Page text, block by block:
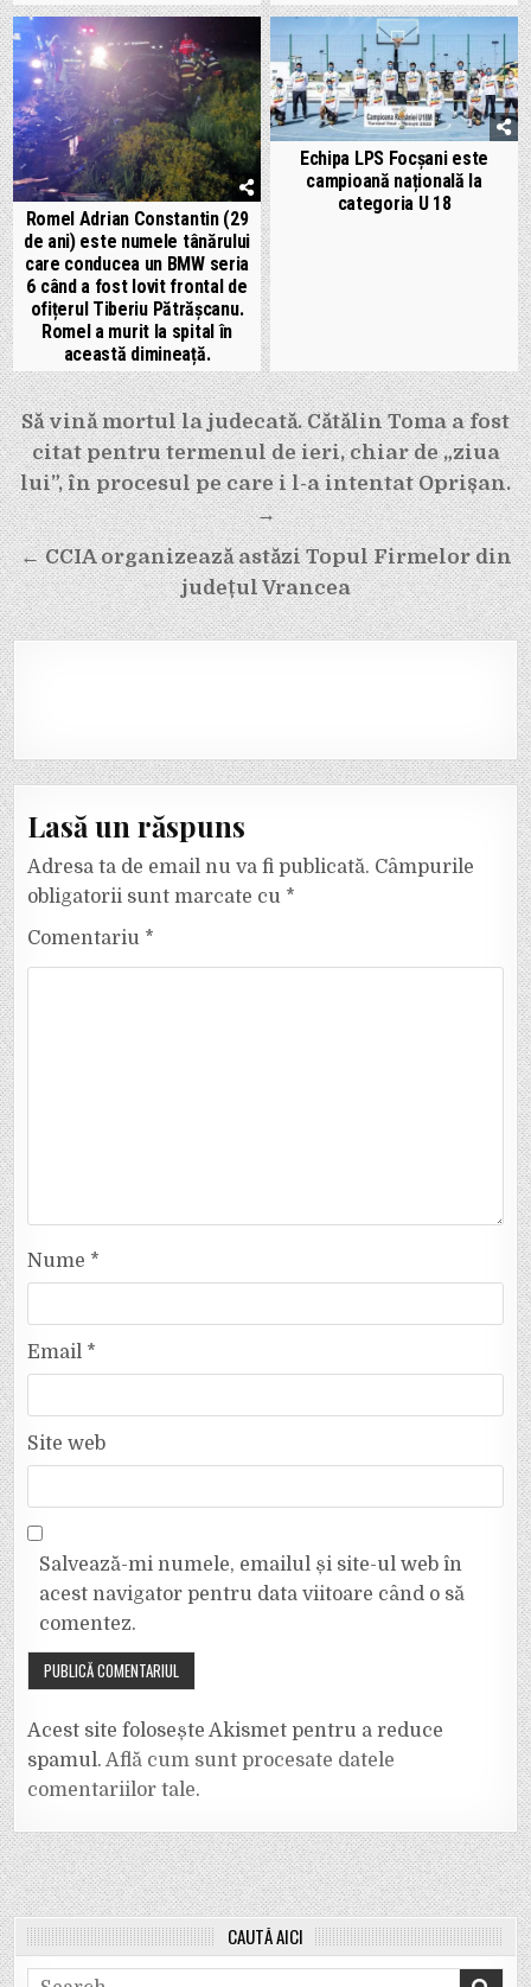
Romel Adrian Constantin (29
de ani) este numele tânărului
care conducea un BMW seria
6 când a fost lovit frontal de
ofițerul Tiberiu Pătrășcanu.
Romel a murit la spital în
această dimineață.
Echipa LPS Focșani este
campioană națională la
categoria U 18
Navigare
în
articole
Să vină mortul la judecată. Cătălin Toma a fost
citat pentru termenul de ieri, chiar de „ziua
lui”, în procesul pe care i l-a intentat Oprișan.
→
← CCIA organizează astăzi Topul Firmelor din
județul Vrancea
Lasă un răspuns
Adresa ta de email nu va fi publicată. Câmpurile
obligatorii sunt marcate cu *
Comentariu *
Nume *
Email *
Site web
Salvează-mi numele, emailul și site-ul web în
acest navigator pentru data viitoare când o să
comentez.
Acest site folosește Akismet pentru a reduce
spamul. Află cum sunt procesate datele
comentariilor tale.
CAUTĂ AICI
Search